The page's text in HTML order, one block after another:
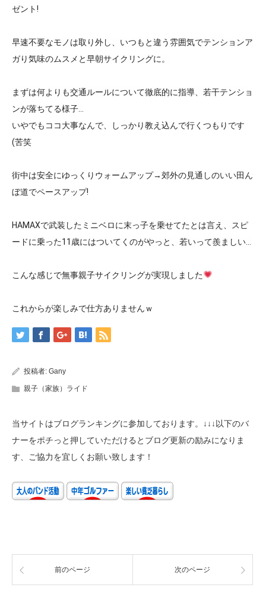
ゼント!
早速不要なモノは取り外し、いつもと違う雰囲気でテンションア
ガり気味のムスメと早朝サイクリングに。
まずは何よりも交通ルールについて徹底的に指導、若干テンショ
ンが落ちてる様子…
いやでもココ大事なんで、しっかり教え込んで行くつもりです
(苦笑
街中は安全にゆっくりウォームアップ→郊外の見通しのいい田ん
ぼ道でペースアップ!
HAMAXで武装したミニベロに末っ子を乗せてたとは言え、スピ
ードに乗った11歳にはついてくのがやっと、若いって羨ましい…
こんな感じで無事親子サイクリングが実現しました
これからが楽しみで仕方ありませんｗ
投稿者: Gany
親子（家族）ライド
当サイトはブログランキングに参加しております。↓↓↓以下のバ
ナーをポチっと押していただけるとブログ更新の励みになりま
す、ご協力を宜しくお願い致します！
前のページ 次のページ